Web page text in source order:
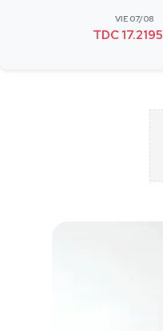
VIE 07/08
TDC 17.2195